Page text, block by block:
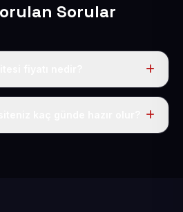
Sorular
50 USD + KDV. Bu bedele alan